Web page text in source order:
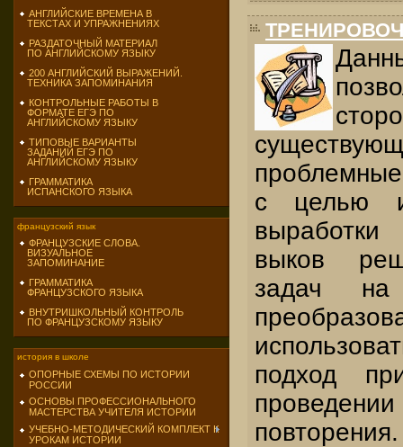
АНГЛИЙСКИЕ ВРЕМЕНА В
ТЕКСТАХ И УПРАЖНЕНИЯХ
РАЗДАТОЧНЫЙ МАТЕРИАЛ
ПО АНГЛИЙСКОМУ ЯЗЫКУ
200 АНГЛИЙСКИЙ ВЫРАЖЕНИЙ.
ТЕХНИКА ЗАПОМИНАНИЯ
КОНТРОЛЬНЫЕ РАБОТЫ В
ФОРМАТЕ ЕГЭ ПО
АНГЛИЙСКОМУ ЯЗЫКУ
ТИПОВЫЕ ВАРИАНТЫ
ЗАДАНИЙ ЕГЭ ПО
АНГЛИЙСКОМУ ЯЗЫКУ
ГРАММАТИКА
ИСПАНСКОГО ЯЗЫКА
французский язык
ФРАНЦУЗСКИЕ СЛОВА.
ВИЗУАЛЬНОЕ
ЗАПОМИНАНИЕ
ГРАММАТИКА
ФРАНЦУЗСКОГО ЯЗЫКА
ВНУТРИШКОЛЬНЫЙ КОНТРОЛЬ
ПО ФРАНЦУЗСКОМУ ЯЗЫКУ
история в школе
ОПОРНЫЕ СХЕМЫ ПО ИСТОРИИ
РОССИИ
ОСНОВЫ ПРОФЕССИОНАЛЬНОГО
МАСТЕРСТВА УЧИТЕЛЯ ИСТОРИИ
УЧЕБНО-МЕТОДИЧЕСКИЙ КОМПЛЕКТ К
УРОКАМ ИСТОРИИ
с целью
выков
задач
подход
повто­рения.